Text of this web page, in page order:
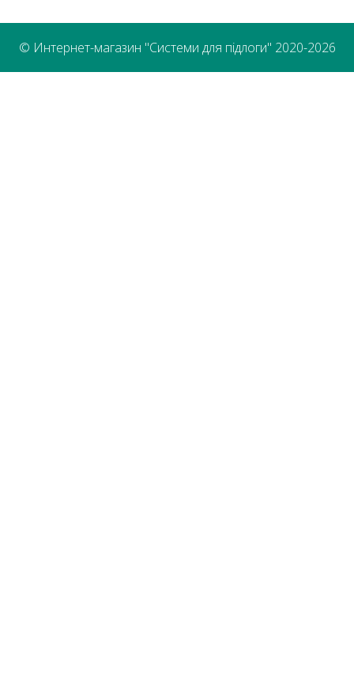
© Интернет-магазин "Системи для підлоги" 2020-2026